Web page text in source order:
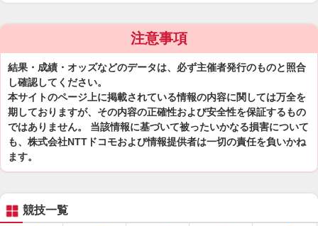
注意事項
結果・成績・オッズなどのデータは、必ず主催者発行のものと照合
し確認してください。
本サイトのページ上に掲載されている情報の内容に関しては万全を
期しておりますが、その内容の正確性および安全性を保証するもの
ではありません。 当該情報に基づいて被ったいかなる損害について
も、株式会社NTTドコモおよび情報提供者は一切の責任を負いかね
ます。
競技一覧